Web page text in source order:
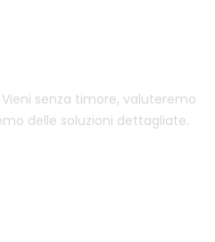
senza timore, valuteremo
delle soluzioni dettagliate.